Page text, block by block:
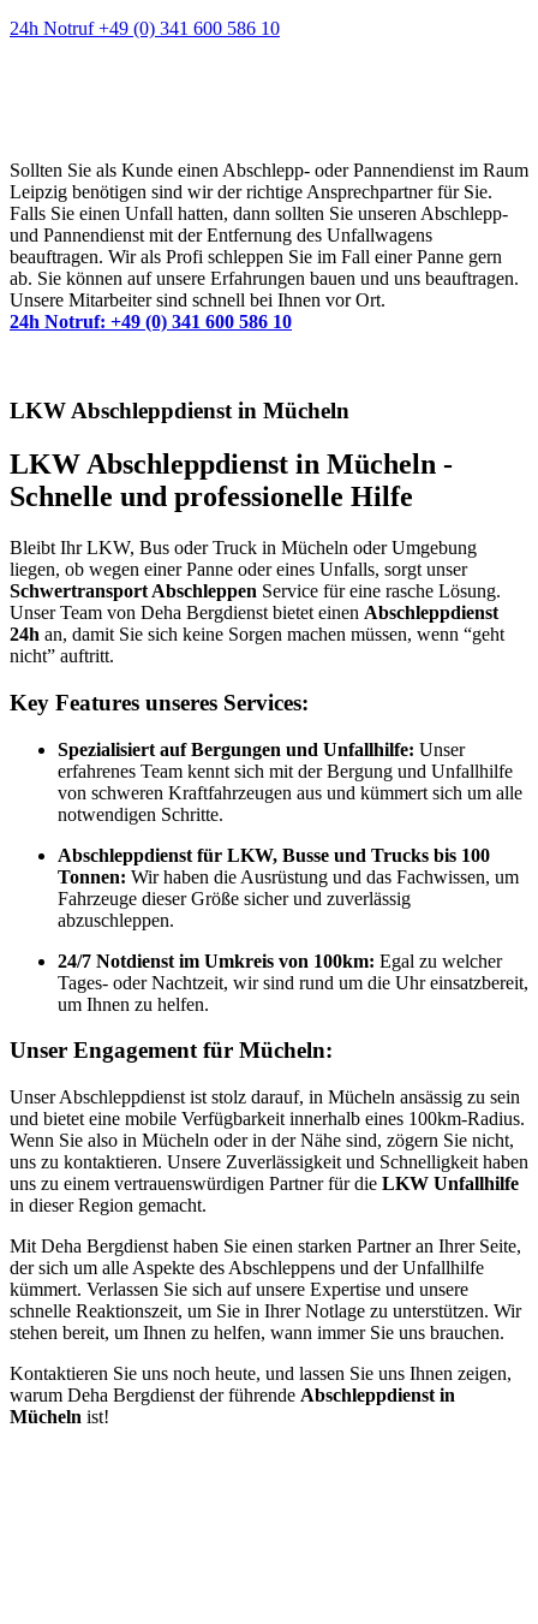
24h Notruf +49 (0) 341 600 586 10
Sollten Sie als Kunde einen Abschlepp- oder Pannendienst im Raum
Leipzig benötigen sind wir der richtige Ansprechpartner für Sie.
Falls Sie einen Unfall hatten, dann sollten Sie unseren Abschlepp-
und Pannendienst mit der Entfernung des Unfallwagens
beauftragen. Wir als Profi schleppen Sie im Fall einer Panne gern
ab. Sie können auf unsere Erfahrungen bauen und uns beauftragen.
Unsere Mitarbeiter sind schnell bei Ihnen vor Ort.
24h Notruf: +49 (0) 341 600 586 10
LKW Abschleppdienst in Mücheln
LKW Abschleppdienst in Mücheln -
Schnelle und professionelle Hilfe
Bleibt Ihr LKW, Bus oder Truck in Mücheln oder Umgebung
liegen, ob wegen einer Panne oder eines Unfalls, sorgt unser
Schwertransport Abschleppen Service für eine rasche Lösung.
Unser Team von Deha Bergdienst bietet einen Abschleppdienst
24h an, damit Sie sich keine Sorgen machen müssen, wenn “geht
nicht” auftritt.
Key Features unseres Services:
Spezialisiert auf Bergungen und Unfallhilfe: Unser
erfahrenes Team kennt sich mit der Bergung und Unfallhilfe
von schweren Kraftfahrzeugen aus und kümmert sich um alle
notwendigen Schritte.
Abschleppdienst für LKW, Busse und Trucks bis 100
Tonnen: Wir haben die Ausrüstung und das Fachwissen, um
Fahrzeuge dieser Größe sicher und zuverlässig
abzuschleppen.
24/7 Notdienst im Umkreis von 100km: Egal zu welcher
Tages- oder Nachtzeit, wir sind rund um die Uhr einsatzbereit,
um Ihnen zu helfen.
Unser Engagement für Mücheln:
Unser Abschleppdienst ist stolz darauf, in Mücheln ansässig zu sein
und bietet eine mobile Verfügbarkeit innerhalb eines 100km-Radius.
Wenn Sie also in Mücheln oder in der Nähe sind, zögern Sie nicht,
uns zu kontaktieren. Unsere Zuverlässigkeit und Schnelligkeit haben
uns zu einem vertrauenswürdigen Partner für die LKW Unfallhilfe
in dieser Region gemacht.
Mit Deha Bergdienst haben Sie einen starken Partner an Ihrer Seite,
der sich um alle Aspekte des Abschleppens und der Unfallhilfe
kümmert. Verlassen Sie sich auf unsere Expertise und unsere
schnelle Reaktionszeit, um Sie in Ihrer Notlage zu unterstützen. Wir
stehen bereit, um Ihnen zu helfen, wann immer Sie uns brauchen.
Kontaktieren Sie uns noch heute, und lassen Sie uns Ihnen zeigen,
warum Deha Bergdienst der führende Abschleppdienst in
Mücheln ist!